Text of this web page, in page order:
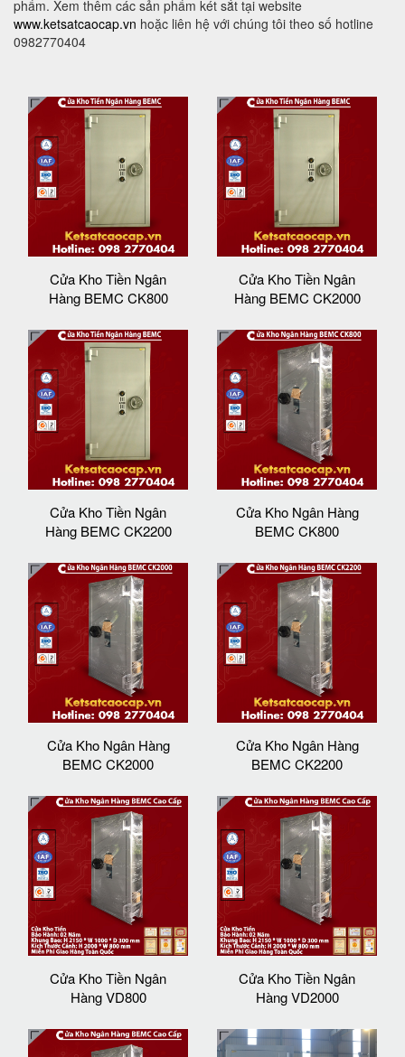
phẩm. Xem thêm các sản phẩm két sắt tại website
www.ketsatcaocap.vn hoặc liên hệ với chúng tôi theo số hotline
0982770404
Cửa Kho Tiền Ngân
Hàng BEMC CK800
Cửa Kho Tiền Ngân
Hàng BEMC CK2000
Cửa Kho Tiền Ngân
Hàng BEMC CK2200
Cửa Kho Ngân Hàng
BEMC CK800
Cửa Kho Ngân Hàng
BEMC CK2000
Cửa Kho Ngân Hàng
BEMC CK2200
Cửa Kho Tiền Ngân
Hàng VD800
Cửa Kho Tiền Ngân
Hàng VD2000